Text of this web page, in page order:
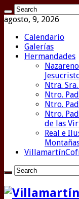
agosto, 9, 2026
Calendario
Galerías
Hermandades
Ntra.
Ntro.
Ntro.
Ntro.
de las
Real e